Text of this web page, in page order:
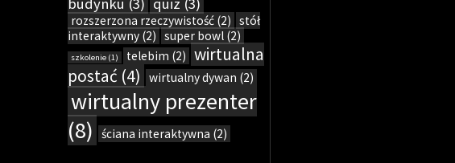
budynku (3) quiz (3)
rozszerzona rzeczywistość(2) stół
interaktywny(2) super bowl(2)
szkolenie(1) telebim (2) wirtualna
postać (4) wirtualny dywan (2)
wirtualny prezenter
(8)
ściana interaktywna (2)